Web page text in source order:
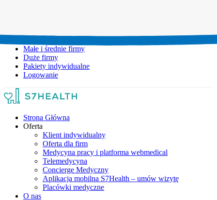
Małe i średnie firmy
Duże firmy
Pakiety indywidualne
Logowanie
Strona Główna
Oferta
Klient indywidualny
Oferta dla firm
Medycyna pracy i platforma webmedical
Telemedycyna
Concierge Medyczny
Aplikacja mobilna S7Health – umów wizytę
Placówki medyczne
O nas